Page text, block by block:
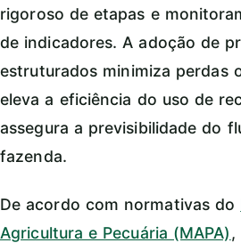
rigoroso de etapas e
de indicadores. A adoção de
estruturados minimiza perdas
eleva a eficiência do uso de
assegura a previsibilidade do
fazenda.
De acordo com normativas do
Agricultura e Pecuária (MAPA),